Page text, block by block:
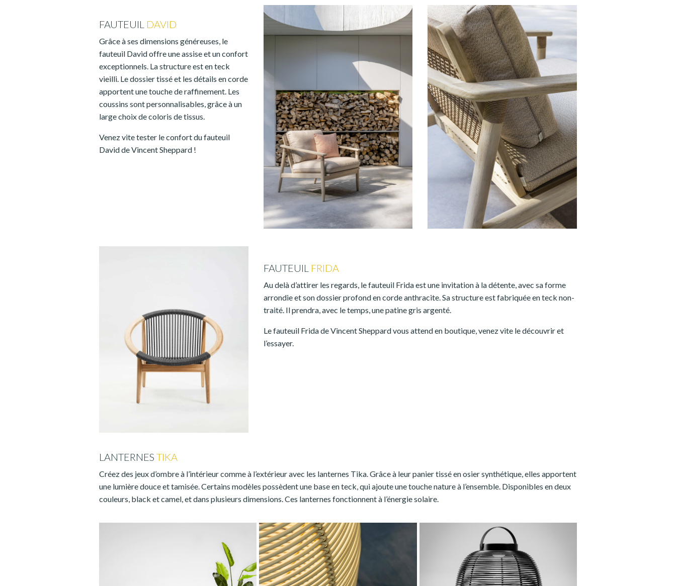
FAUTEUIL DAVID
Grâce à ses dimensions généreuses, le
fauteuil David offre une assise et un confort
exceptionnels. La structure est en teck
vieilli. Le dossier tissé et les détails en corde
apportent une touche de raffinement. Les
coussins sont personnalisables, grâce à un
large choix de coloris de tissus.
Venez vite tester le confort du fauteuil
David de Vincent Sheppard !
FAUTEUIL FRIDA
Au delà d’attirer les regards, le fauteuil Frida est une invitation à la détente, avec sa forme
arrondie et son dossier profond en corde anthracite. Sa structure est fabriquée en teck non-
traité. Il prendra, avec le temps, une patine gris argenté.
Le fauteuil Frida de Vincent Sheppard vous attend en boutique, venez vite le découvrir et
l’essayer.
LANTERNES TIKA
Créez des jeux d’ombre à l’intérieur comme à l’extérieur avec les lanternes Tika. Grâce à leur panier tissé en osier synthétique, elles apportent
une lumière douce et tamisée. Certains modèles possèdent une base en teck, qui ajoute une touche nature à l’ensemble. Disponibles en deux
couleurs, black et camel, et dans plusieurs dimensions. Ces lanternes fonctionnent à l’énergie solaire.